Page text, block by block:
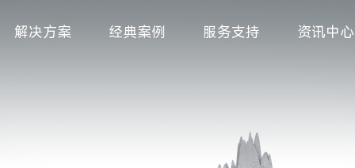
解决方案 经典案例 服务支持 资讯中心